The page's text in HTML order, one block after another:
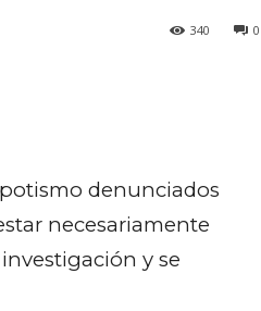
0
340
denunciados
necesariamente
y se